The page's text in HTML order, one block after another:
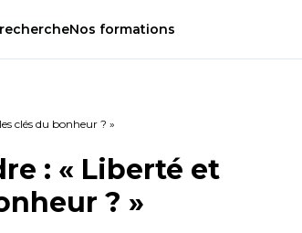
rechercheNos formations
clés du bonheur ? »
: « Liberté et
? »